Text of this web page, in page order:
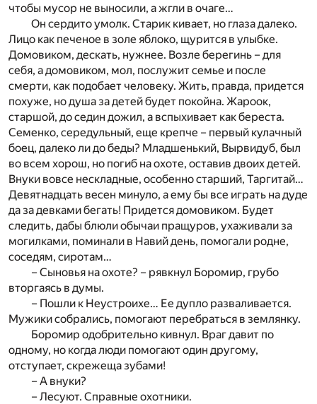
чтобы мусор не выносили, а жгли в очаге…
Он сердито умолк. Старик кивает, но глаза далеко.
Лицо как печеное в золе яблоко, щурится в улыбке.
Домовиком, дескать, нужнее. Возле берегинь – для
себя, а домовиком, мол, послужит семье и после
смерти, как подобает человеку. Жить, правда, придется
похуже, но душа за детей будет покойна. Жароок,
старшой, до седин дожил, а вспыхивает как береста.
Семенко, середульный, еще крепче – первый кулачный
боец, далеко ли до беды? Младшенький, Вырвидуб, был
во всем хорош, но погиб на охоте, оставив двоих детей.
Внуки вовсе нескладные, особенно старший, Таргитай…
Девятнадцать весен минуло, а ему бы все играть на дуде
да за девками бегать! Придется домовиком. Будет
следить, дабы блюли обычаи пращуров, ухаживали за
могилками, поминали в Навий день, помогали родне,
соседям, сиротам…
– Сыновья на охоте? – рявкнул Боромир, грубо
вторгаясь в думы.
– Пошли к Неустроихе… Ее дупло разваливается.
Мужики собрались, помогают перебраться в землянку.
Боромир одобрительно кивнул. Враг давит по
одному, но когда люди помогают один другому,
отступает, скрежеща зубами!
– А внуки?
– Лесуют. Справные охотники.